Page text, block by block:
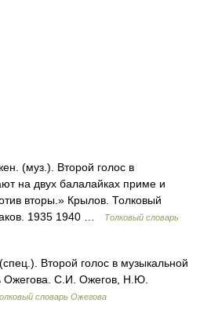
(муз.). Второй голос в
на двух балалайках приме и
вторы.» Крылов. Толковый
1935 1940 …
Толковый словарь
Второй голос в музыкальной
Ожегова. С.И. Ожегов, Н.Ю.
словарь Ожегова